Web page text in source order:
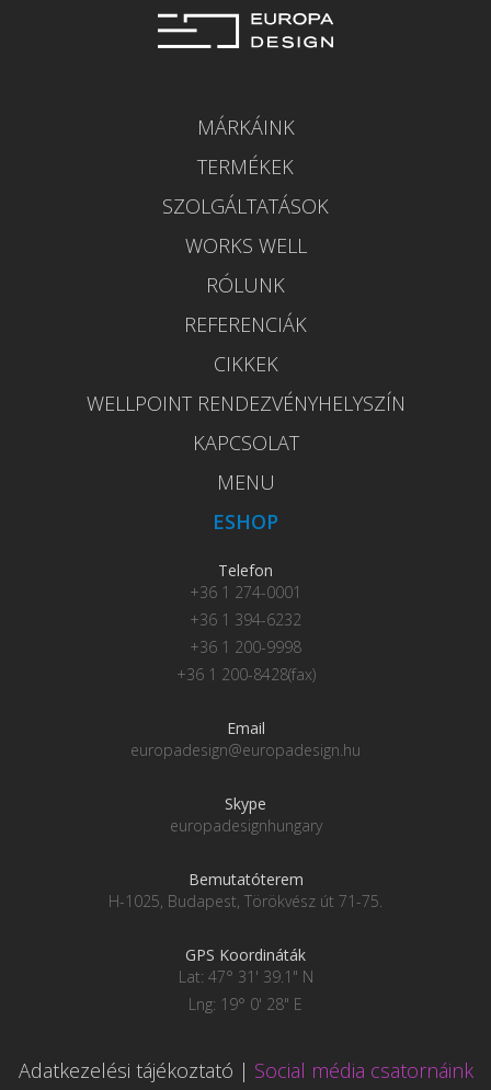
MÁRKÁINK
TERMÉKEK
SZOLGÁLTATÁSOK
WORKS WELL
RÓLUNK
REFERENCIÁK
CIKKEK
WELLPOINT RENDEZVÉNYHELYSZÍN
KAPCSOLAT
MENU
ESHOP
Telefon
+36 1 274-0001
+36 1 394-6232
+36 1 200-9998
+36 1 200-8428(fax)
Email
europadesign@europadesign.hu
Skype
europadesignhungary
Bemutatóterem
H-1025, Budapest, Törökvész út 71-75.
GPS Koordináták
Lat: 47° 31' 39.1" N
Lng: 19° 0' 28" E
Adatkezelési tájékoztató | Social média csatornáink